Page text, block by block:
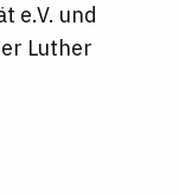
e.V. und
Luther